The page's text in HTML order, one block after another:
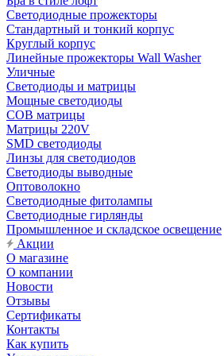
Светодиодные прожекторы
Стандартный и тонкий корпус
Круглый корпус
Линейные прожекторы Wall Washer
Уличные
Светодиоды и матрицы
Мощные светодиоды
COB матрицы
Матрицы 220V
SMD светодиоды
Линзы для светодиодов
Светодиоды выводные
Оптоволокно
Светодиодные фитолампы
Светодиодные гирлянды
Промышленное и складское освещение
Акции
О магазине
О компании
Новости
Отзывы
Сертификаты
Контакты
Как купить